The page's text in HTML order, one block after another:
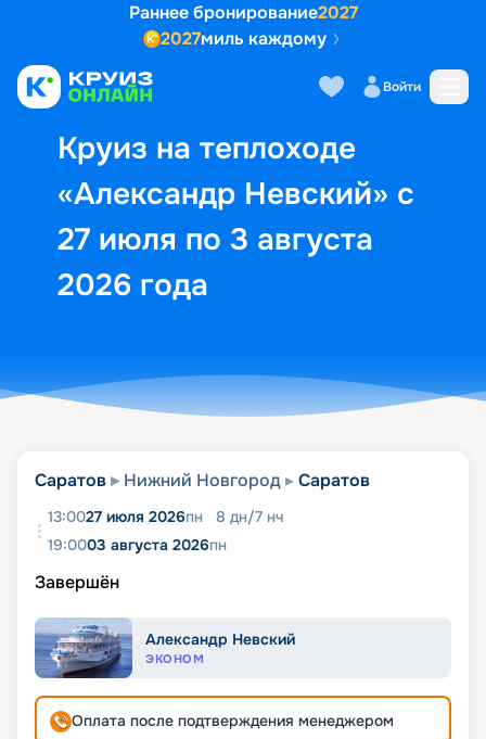
Раннее бронирование2027
2027миль каждому
Войти
Круиз на теплоходе
«Александр Невский» с
27 июля по 3 августа
2026 года
Выбор кают Маршрут и
Саратов Нижний Новгород Саратов
13:0027 июля 2026пн 8 дн/7 нч
19:0003 августа 2026пн
Завершён
Александр Невский
ЭКОНОМ
Оплата после подтверждения менеджером